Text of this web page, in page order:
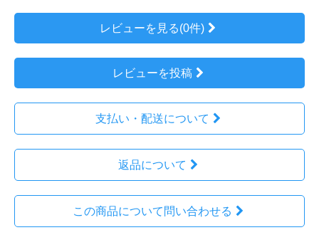
レビューを見る(0件)
レビューを投稿
支払い・配送について
返品について
この商品について問い合わせる